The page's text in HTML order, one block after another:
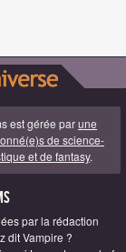
est gérée parune
de science-
et de fantasy.
par la rédaction
dit Vampire ?